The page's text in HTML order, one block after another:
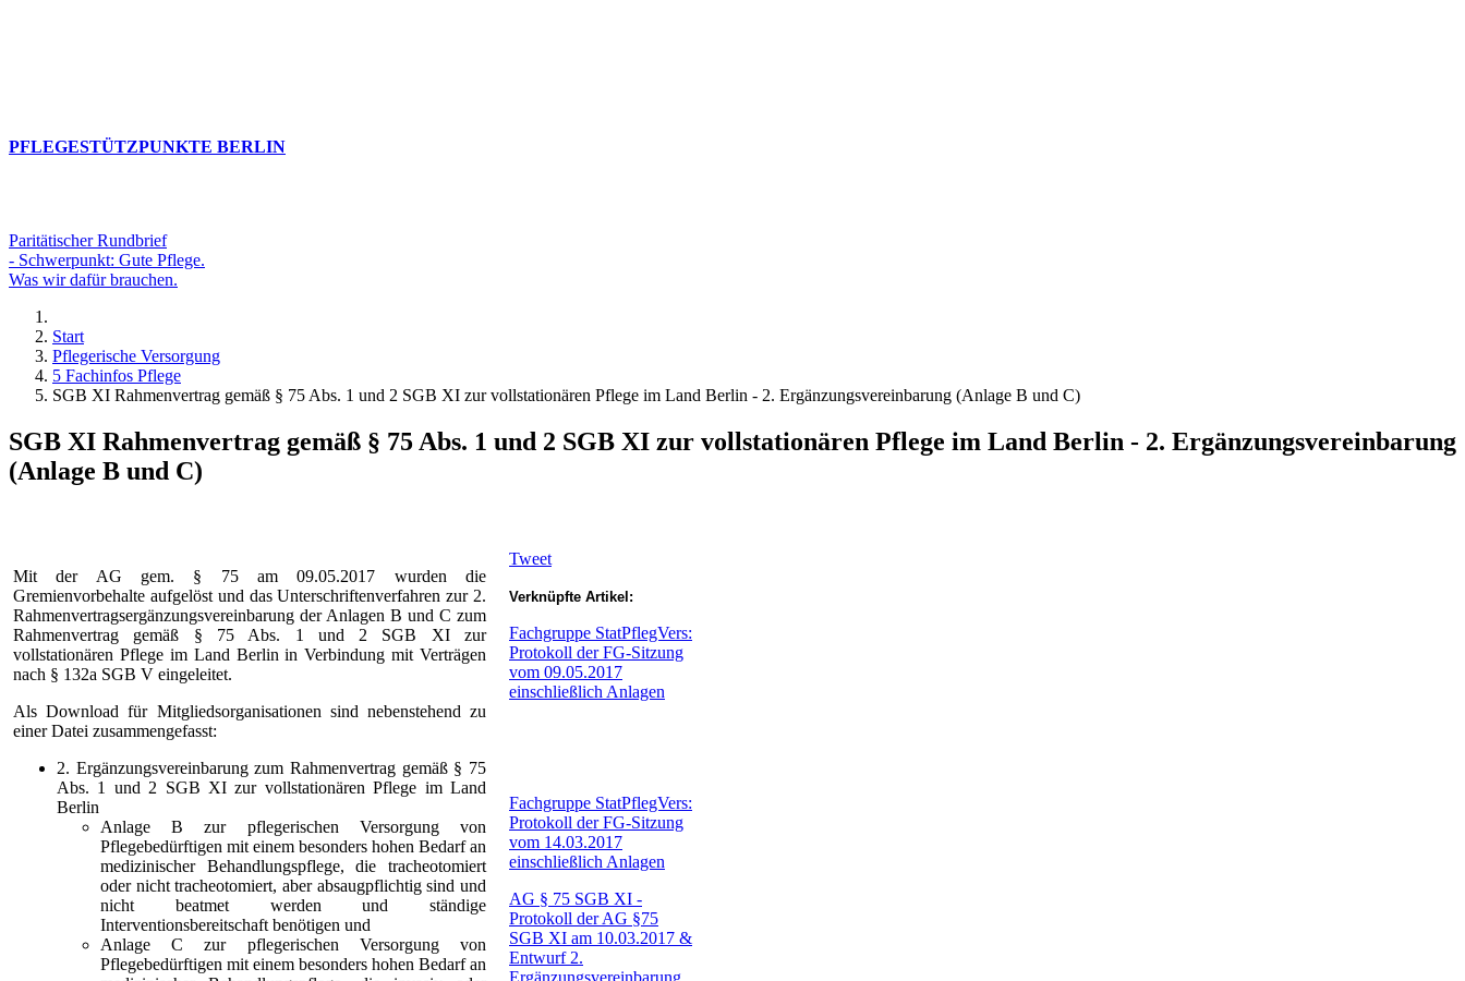
PFLEGESTÜTZPUNKTE BERLIN
Paritätischer Rundbrief
- Schwerpunkt: Gute Pflege.
Was wir dafür brauchen.
Start
Pflegerische Versorgung
5 Fachinfos Pflege
SGB XI Rahmenvertrag gemäß § 75 Abs. 1 und 2 SGB XI zur vollstationären Pflege im Land Berlin - 2. Ergänzungsvereinbarung (Anlage B und C)
SGB XI Rahmenvertrag gemäß § 75 Abs. 1 und 2 SGB XI zur vollstationären Pflege im Land Berlin - 2. Ergänzungsvereinbarung
(Anlage B und C)
Mit der AG gem. § 75 am 09.05.2017 wurden die
Gremienvorbehalte aufgelöst und das Unterschriftenverfahren zur 2.
Rahmenvertragsergänzungsvereinbarung der Anlagen B und C zum
Rahmenvertrag gemäß § 75 Abs. 1 und 2 SGB XI zur
vollstationären Pflege im Land Berlin in Verbindung mit Verträgen
nach § 132a SGB V eingeleitet.
Als Download für Mitgliedsorganisationen sind nebenstehend zu
einer Datei zusammengefasst:
2. Ergänzungsvereinbarung zum Rahmenvertrag gemäß § 75
Abs. 1 und 2 SGB XI zur vollstationären Pflege im Land
Berlin
Anlage B zur pflegerischen Versorgung von
Pflegebedürftigen mit einem besonders hohen Bedarf an
medizinischer Behandlungspflege, die tracheotomiert
oder nicht tracheotomiert, aber absaugpflichtig sind und
nicht beatmet werden und ständige
Interventionsbereitschaft benötigen und
Anlage C zur pflegerischen Versorgung von
Pflegebedürftigen mit einem besonders hohen Bedarf an
Tweet
Verknüpfte Artikel:
Fachgruppe StatPflegVers:
Protokoll der FG-Sitzung
vom 09.05.2017
einschließlich Anlagen
Fachgruppe StatPflegVers:
Protokoll der FG-Sitzung
vom 14.03.2017
einschließlich Anlagen
AG § 75 SGB XI -
Protokoll der AG §75
SGB XI am 10.03.2017 &
Entwurf 2.